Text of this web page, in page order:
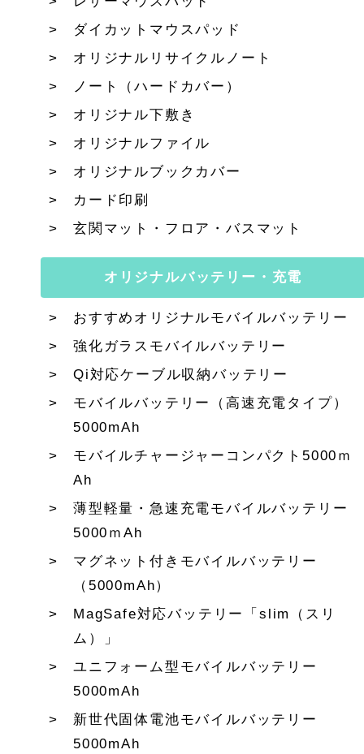
ダイカットマウスパッド
オリジナルリサイクルノート
ノート（ハードカバー）
オリジナル下敷き
オリジナルファイル
オリジナルブックカバー
カード印刷
玄関マット・フロア・バスマット
オリジナルバッテリー・充電
おすすめオリジナルモバイルバッテリー
強化ガラスモバイルバッテリー
Qi対応ケーブル収納バッテリー
モバイルバッテリー（高速充電タイプ）
5000mAh
モバイルチャージャーコンパクト5000ｍ
Ah
薄型軽量・急速充電モバイルバッテリー
5000ｍAh
マグネット付きモバイルバッテリー
（5000mAh）
MagSafe対応バッテリー「slim（スリ
ム）」
ユニフォーム型モバイルバッテリー
5000mAh
新世代固体電池モバイルバッテリー
5000mAh